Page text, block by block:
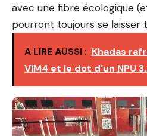
avec une fibre écologique
pourront toujours se laisser
A LIRE AUSSI : Khadas
VIM4 et le dot d'un NPU